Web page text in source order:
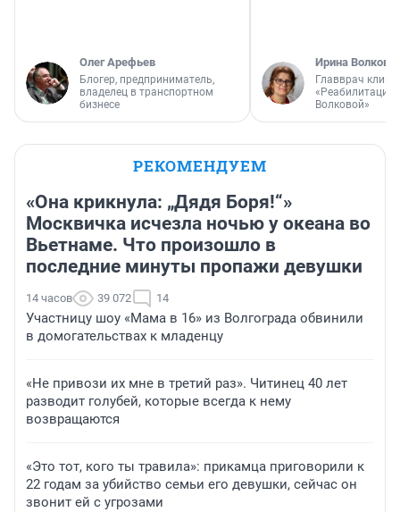
Олег Арефьев
Блогер, предприниматель,
владелец в транспортном
бизнесе
Ирина Волкова
Главврач
«Реабилитация
Волковой»
РЕКОМЕНДУЕМ
«Она крикнула: „Дядя Боря!“»
Москвичка исчезла ночью у океана во
Вьетнаме. Что произошло в
последние минуты пропажи девушки
14 часов 39 072 14
Участницу шоу «Мама в 16» из Волгограда обвинили
в домогательствах к младенцу
«Не привози их мне в третий раз». Читинец 40 лет
разводит голубей, которые всегда к нему
возвращаются
«Это тот, кого ты травила»: прикамца приговорили к
22 годам за убийство семьи его девушки, сейчас он
звонит ей с угрозами